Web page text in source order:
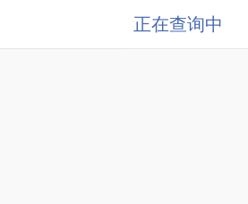
正在查询中